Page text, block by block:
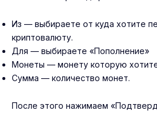
Из — выбираете от куда хотите
криптовалюту.
Для — выбираете «Пополнение»
Монеты — монету которую
Сумма — количество монет.
После этого нажимаем